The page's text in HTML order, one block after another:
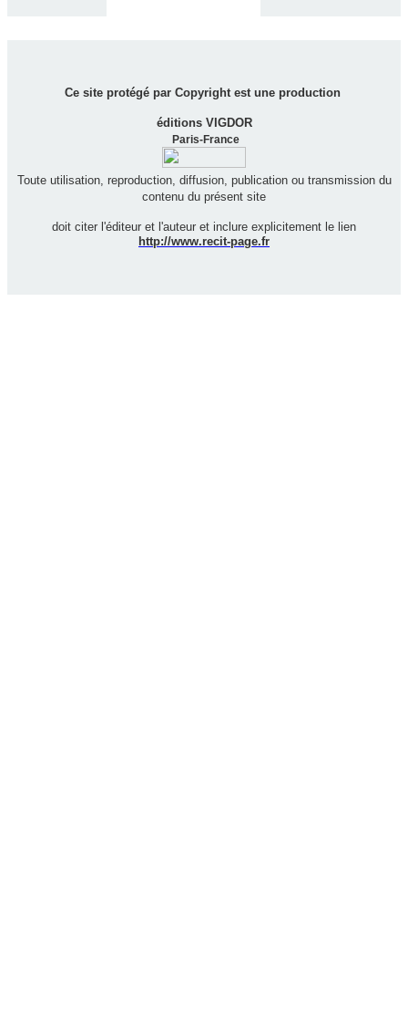
Ce site protégé par Copyright est une production
éditions VIGDOR
Paris-France
Toute utilisation, reproduction, diffusion, publication ou transmission du
contenu du présent site
doit citer l'éditeur et l'auteur et inclure explicitement le lien
http://www.recit-page.fr